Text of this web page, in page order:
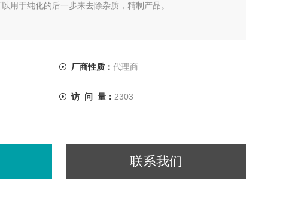
用于纯化的后一步来去除杂质，精制产品。
厂商性质： 代理商
访 问 量： 2303
联系我们